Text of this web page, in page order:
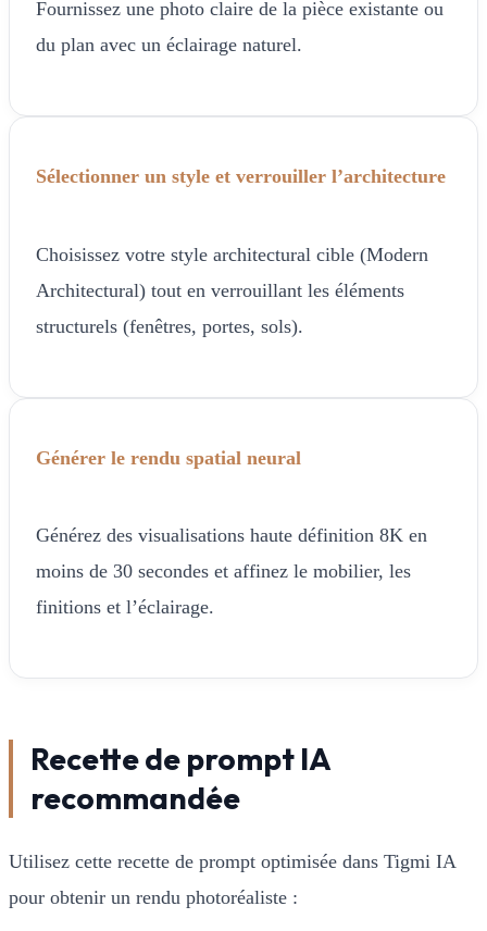
Fournissez une photo claire de la pièce existante ou
du plan avec un éclairage naturel.
Sélectionner un style et verrouiller l’architecture
Choisissez votre style architectural cible (Modern
Architectural) tout en verrouillant les éléments
structurels (fenêtres, portes, sols).
Générer le rendu spatial neural
Générez des visualisations haute définition 8K en
moins de 30 secondes et affinez le mobilier, les
finitions et l’éclairage.
Recette de prompt IA
recommandée
Utilisez cette recette de prompt optimisée dans Tigmi IA
pour obtenir un rendu photoréaliste :